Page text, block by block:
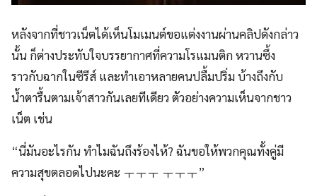
หลังจากที่ชาวเน็ตได้เห็นโมเมนต์ขอแต่งงานผ่านคลิปดังกล่าว
นั้น ก็ต่างประทับใจบรรยากาศที่ความโรแมนติก หวานซึ้ง
ราวกับฉากในซีรีส์ และทำเอาหลายคนปลื้มปริ่ม บ้างถึงกับ
น้ำตารื้นตามเจ้าสาวกันเลยทีเดียว ตัวอย่างความเห็นจากชาว
เน็ต เช่น
“นี่มันอะไรกัน ทำไมฉันถึงร้องไห้? ฉันขอให้พวกคุณทั้งคู่มี
ความสุขตลอดไปนะคะ ㅜㅜㅜ ㅜㅜㅜ”